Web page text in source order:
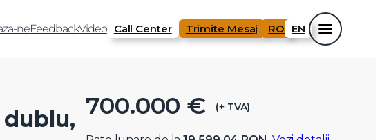
neFeedbackVideo Call Center Trimite Mesaj RO EN
700.000 € (+ TVA)